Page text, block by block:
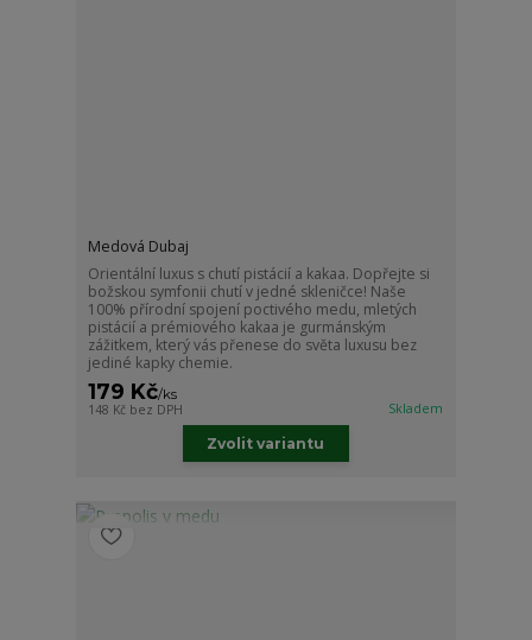
Medová Dubaj
Orientální luxus s chutí pistácií a kakaa. Dopřejte si
božskou symfonii chutí v jedné skleničce! Naše
100% přírodní spojení poctivého medu, mletých
pistácií a prémiového kakaa je gurmánským
zážitkem, který vás přenese do světa luxusu bez
jediné kapky chemie.
179 Kč/ks
148 Kč bez DPH Skladem
Zvolit variantu